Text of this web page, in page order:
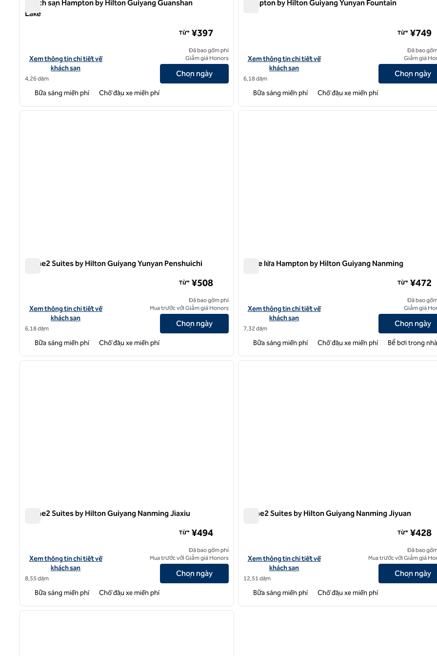
Khách sạn Hampton by Hilton Guiyang Guanshan
Lake
Xem chi tiết khách sạn ở Hampton by Hilton Guiyang Guanshan Lake
Xem thông tin chi tiết về
khách sạn
4,26 dặm
Từ* ¥397
Đã bao gồm phí
Giảm giá Honors
Chọn ngày
Bữa sáng miễn phí Chỗ đậu xe miễn phí
Hampton by Hilton Guiyang Yunyan Fountain
Xem chi tiết khách sạn tại Hampton by Hilton Guiyang Yunyan
Xem thông tin chi tiết về
khách sạn
6,18 dặm
Từ* ¥749
Đã bao
Giảm giá
Chọn ngày
Bữa sáng miễn phí Chỗ đậu xe miễn phí
1/12
ảnh sau
Home2 Suites by Hilton Guiyang Yunyan Penshuichi
Xem chi tiết khách sạn cho Home2 Suites by Hilton Guiyang Yunyan Penshuichi
Xem thông tin chi tiết về
khách sạn
6,18 dặm
Từ* ¥508
Đã bao gồm phí
Mua trước với Giảm giá Honors
Chọn ngày
Bữa sáng miễn phí Chỗ đậu xe miễn phí
1/12
Ga xe lửa Hampton by Hilton Guiyang Nanming
Xem chi tiết khách sạn tại Hampton by Hilton Guiyang Nanming
Xem thông tin chi tiết về
khách sạn
7,32 dặm
Từ* ¥472
Đã bao
Giảm giá
Chọn ngày
Bữa sáng miễn phí Chỗ đậu xe miễn phí Bể bơi trong nhà
1/12
ảnh sau
Home2 Suites by Hilton Guiyang Nanming Jiaxiu
Xem chi tiết khách sạn cho Home2 Suites by Hilton Guiyang Nanming Jiaxiu
Xem thông tin chi tiết về
khách sạn
8,55 dặm
Từ* ¥494
Đã bao gồm phí
Mua trước với Giảm giá Honors
Chọn ngày
Bữa sáng miễn phí Chỗ đậu xe miễn phí
1/12
Home2 Suites by Hilton Guiyang Nanming Jiyuan
Xem chi tiết khách sạn cho Home2 Suites by Hilton Guiyang
Xem thông tin chi tiết về
khách sạn
12,51 dặm
Từ* ¥428
Đã bao
Mua trước với Giảm giá
Chọn ngày
Bữa sáng miễn phí Chỗ đậu xe miễn phí
1/12
ảnh sau